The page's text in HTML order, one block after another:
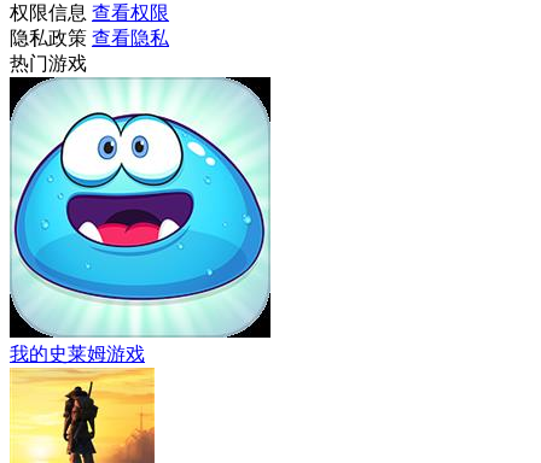
权限信息 查看权限
隐私政策 查看隐私
热门游戏
我的史莱姆游戏